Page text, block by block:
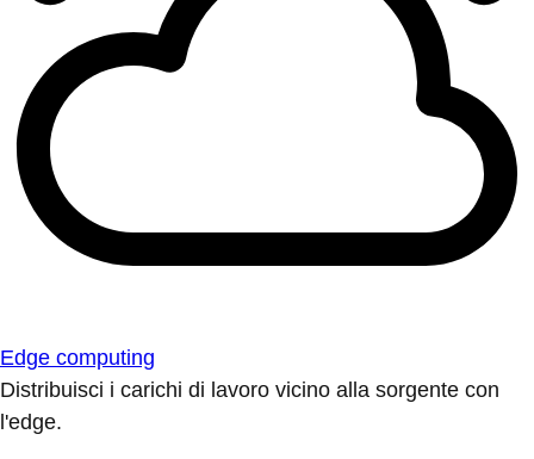
Edge computing
Distribuisci i carichi di lavoro vicino alla sorgente con
l'edge.